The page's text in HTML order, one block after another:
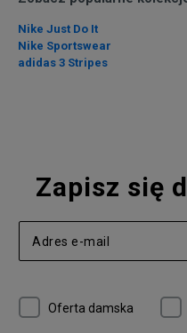
Nike Just Do It
Nike Sportswear
adidas 3 Stripes
Zapisz się
Oferta damska